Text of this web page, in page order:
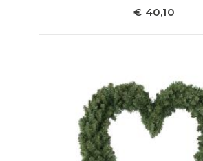
€ 40,10